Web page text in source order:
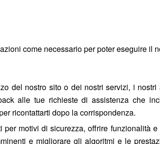
come necessario per poter eseguire il
del nostro sito o dei nostri servizi, i
alle tue richieste di assistenza che
ricontattarti dopo la corrispondenza.
motivi di sicurezza, offrire funzionalità
e migliorare gli algoritmi e le